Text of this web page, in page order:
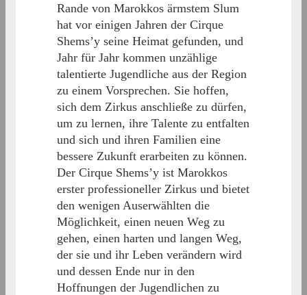
Rande von Marokkos ärmstem Slum
hat vor einigen Jahren der Cirque
Shems’y seine Heimat gefunden, und
Jahr für Jahr kommen unzählige
talentierte Jugendliche aus der Region
zu einem Vorsprechen. Sie hoffen,
sich dem Zirkus anschließe zu dürfen,
um zu lernen, ihre Talente zu entfalten
und sich und ihren Familien eine
bessere Zukunft erarbeiten zu können.
Der Cirque Shems’y ist Marokkos
erster professioneller Zirkus und bietet
den wenigen Auserwählten die
Möglichkeit, einen neuen Weg zu
gehen, einen harten und langen Weg,
der sie und ihr Leben verändern wird
und dessen Ende nur in den
Hoffnungen der Jugendlichen zu